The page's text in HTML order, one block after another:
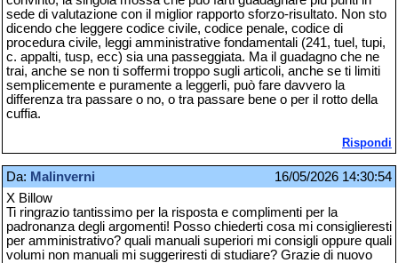
sede di valutazione con il miglior rapporto sforzo-risultato. Non sto
dicendo che leggere codice civile, codice penale, codice di
procedura civile, leggi amministrative fondamentali (241, tuel, tupi,
c. appalti, tusp, ecc) sia una passeggiata. Ma il guadagno che ne
trai, anche se non ti soffermi troppo sugli articoli, anche se ti limiti
semplicemente e puramente a leggerli, può fare davvero la
differenza tra passare o no, o tra passare bene o per il rotto della
cuffia.
Rispondi
Da: Malinverni
16/05/2026 14:30:54
X Billow
Ti ringrazio tantissimo per la risposta e complimenti per la
padronanza degli argomenti! Posso chiederti cosa mi consiglieresti
per amministrativo? quali manuali superiori mi consigli oppure quali
volumi non manuali mi suggeriresti di studiare? Grazie di nuovo